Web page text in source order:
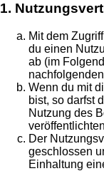
1.
Mit dem
du einen
ab (im
Wenn du mit
bist, so darfst
Nutzung des
Der
geschlossen
Einhaltung